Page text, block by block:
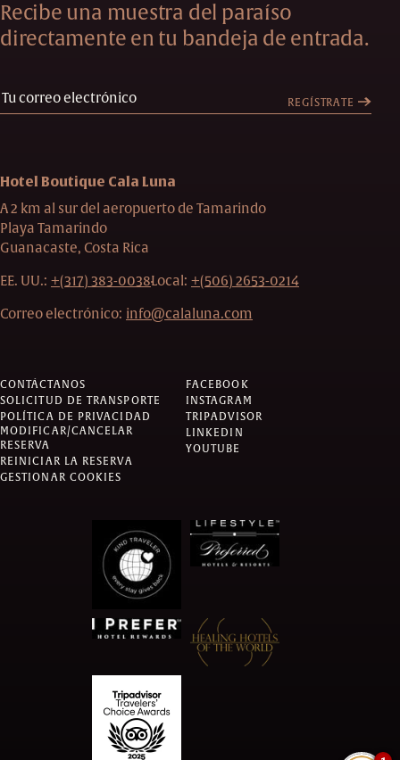
Recibe una muestra del paraíso
directamente en tu bandeja de entrada.
REGÍSTRATE
Hotel Boutique Cala Luna
A 2 km al sur del aeropuerto de Tamarindo
Playa Tamarindo
Guanacaste, Costa Rica
EE. UU.: +(317) 383-0038Local: +(506) 2653-0214
Correo electrónico: info@calaluna.com
CONTÁCTANOS
SOLICITUD DE TRANSPORTE
POLÍTICA DE PRIVACIDAD
MODIFICAR/CANCELAR
RESERVA
REINICIAR LA RESERVA
GESTIONAR COOKIES
FACEBOOK
INSTAGRAM
TRIPADVISOR
LINKEDIN
YOUTUBE